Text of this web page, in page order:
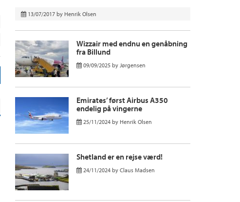
13/07/2017 by Henrik Olsen
Wizzair med endnu en genåbning
fra Billund
09/09/2025 by Jørgensen
Emirates’ først Airbus A350
endelig på vingerne
25/11/2024 by Henrik Olsen
Shetland er en rejse værd!
24/11/2024 by Claus Madsen